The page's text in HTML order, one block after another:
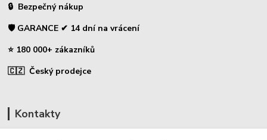
🔒 Bezpečný nákup
🛡️ GARANCE ✔ 14 dní na vrácení
⭐ 180 000+ zákazníků
🇨🇿 Český prodejce
Kontakty